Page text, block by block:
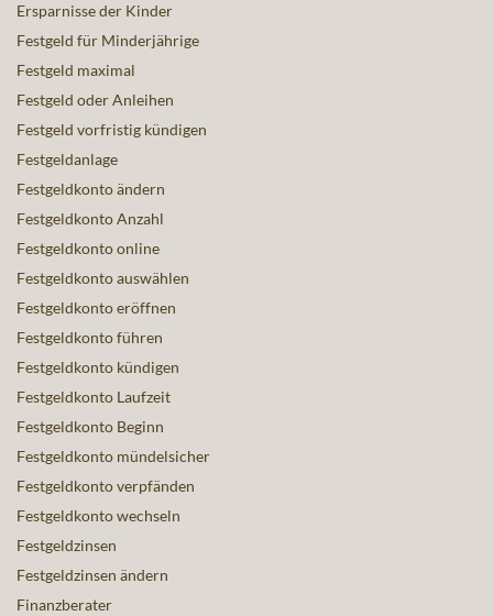
Ersparnisse der Kinder
Festgeld für Minderjährige
Festgeld maximal
Festgeld oder Anleihen
Festgeld vorfristig kündigen
Festgeldanlage
Festgeldkonto ändern
Festgeldkonto Anzahl
Festgeldkonto online
Festgeldkonto auswählen
Festgeldkonto eröffnen
Festgeldkonto führen
Festgeldkonto kündigen
Festgeldkonto Laufzeit
Festgeldkonto Beginn
Festgeldkonto mündelsicher
Festgeldkonto verpfänden
Festgeldkonto wechseln
Festgeldzinsen
Festgeldzinsen ändern
Finanzberater